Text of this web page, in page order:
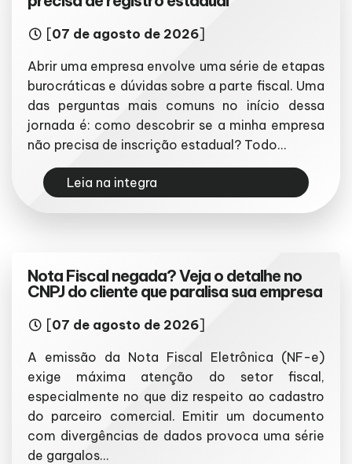
[07 de agosto de 2026]
Abrir uma empresa envolve uma série de etapas
burocráticas e dúvidas sobre a parte fiscal. Uma
das perguntas mais comuns no início dessa
jornada é: como descobrir se a minha empresa
não precisa de inscrição estadual? Todo...
Leia na integra
Nota Fiscal negada? Veja o detalhe no
CNPJ do cliente que paralisa sua empresa
[07 de agosto de 2026]
A emissão da Nota Fiscal Eletrônica (NF-e)
exige máxima atenção do setor fiscal,
especialmente no que diz respeito ao cadastro
do parceiro comercial. Emitir um documento
com divergências de dados provoca uma série
de gargalos...